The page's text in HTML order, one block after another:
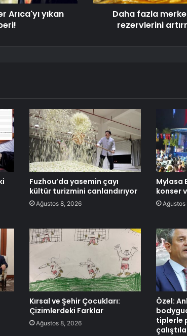
Arıca'yı yıkan
Daha fazla
rezervlerini
Fuzhou’da yasemin çayı
kültür turizmini canlandırıyor
Ağustos 8, 2026
Mylasa
konser
Kırsal ve Şehir Çocukları:
Çizimlerdeki Farklar
Ağustos 8, 2026
Özel:
tiplerle